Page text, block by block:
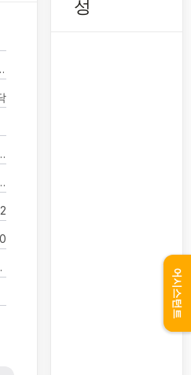
14일
성
어시스턴트